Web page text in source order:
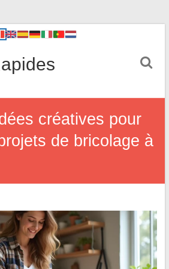
créatives pour
de bricolage à